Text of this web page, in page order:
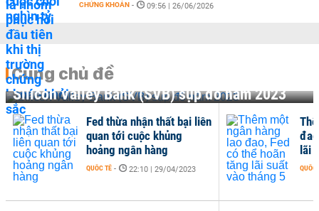
CHỨNG KHOÁN - 09:56 | 26/06/2026
Cùng chủ đề
Silicon Valley Bank (SVB) sụp đổ năm 2023
Fed thừa nhận thất bại liên
quan tới cuộc khủng
hoảng ngân hàng
QUỐC TẾ - 22:10 | 29/04/2023
lãi
QUỐC